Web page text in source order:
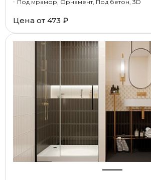
Под мрамор, Орнамент, Под бетон, 3D
Цена от 473 ₽